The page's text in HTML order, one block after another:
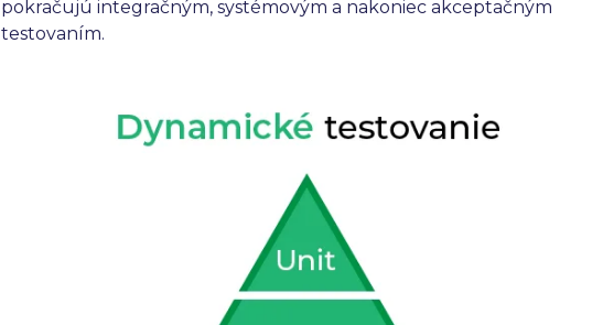
pokračujú integračným, systémovým a nakoniec akceptačným
testovaním.